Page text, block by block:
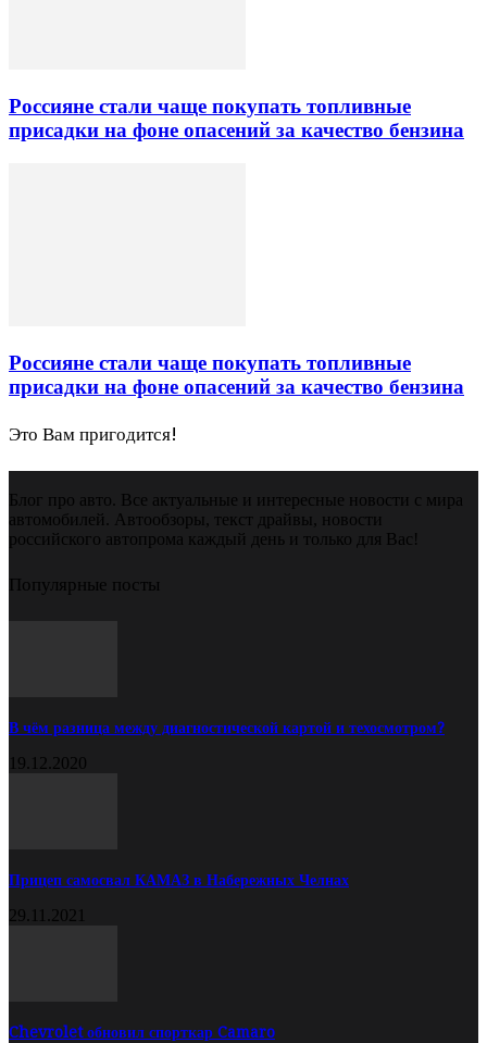
Россияне стали чаще покупать топливные
присадки на фоне опасений за качество бензина
Россияне стали чаще покупать топливные
присадки на фоне опасений за качество бензина
Это Вам пригодится!
Блог про авто. Все актуальные и интересные новости с мира
автомобилей. Автообзоры, текст драйвы, новости
российского автопрома каждый день и только для Вас!
Популярные посты
В чём разница между диагностической картой и техосмотром?
19.12.2020
Прицеп самосвал КАМАЗ в Набережных Челнах
29.11.2021
Chevrolet обновил спорткар Camaro